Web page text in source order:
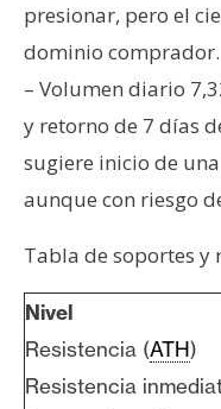
presionar, pero el
dominio comprador.
– Volumen diario
y retorno de 7 días
sugiere inicio de
aunque con riesgo
Tabla de soportes y
Nivel
Resistencia (ATH)
Resistencia